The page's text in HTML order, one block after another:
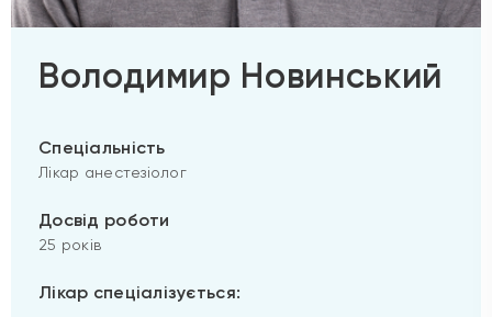
Володимир Новинський
Спеціальність
Лікар анестезіолог
Досвід роботи
25 років
Лікар спеціалізується: